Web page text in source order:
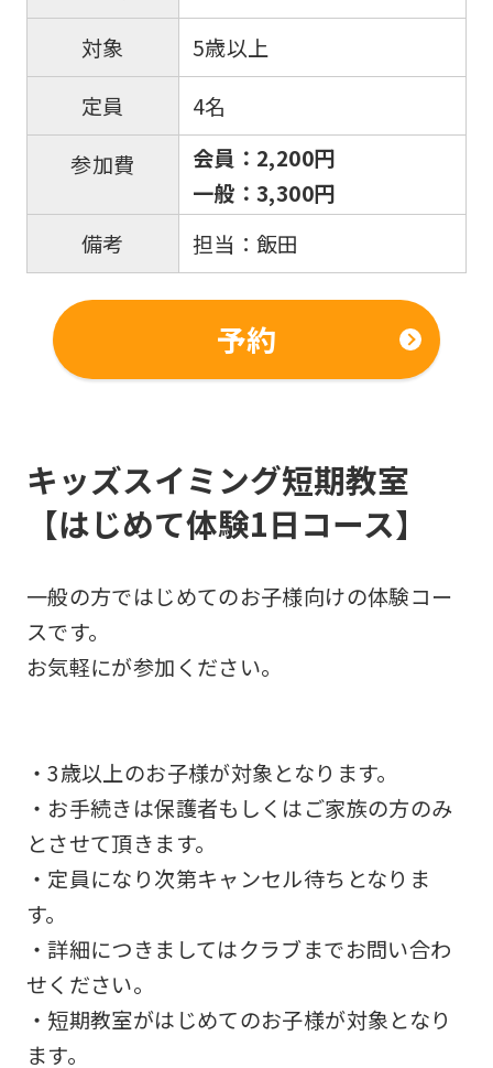
対象
5歳以上
定員
4名
参加費
会員：2,200円
一般：3,300円
備考
担当：飯田
予約
キッズスイミング短期教室
【はじめて体験1日コース】
一般の方ではじめてのお子様向けの体験コー
スです。
お気軽にが参加ください。
・3歳以上のお子様が対象となります。
・お手続きは保護者もしくはご家族の方のみ
とさせて頂きます。
・定員になり次第キャンセル待ちとなりま
す。
・詳細につきましてはクラブまでお問い合わ
せください。
・短期教室がはじめてのお子様が対象となり
ます。
Central
Sports
website
is
automatically
translated
into
English.
Click
the
(start
automatic
to
to
page.
However,
you
an
translation